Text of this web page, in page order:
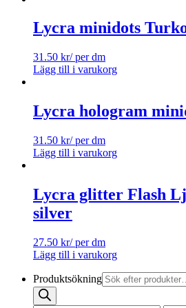
Lycra minidots
31.50 kr/ per dm
Lägg till i varukorg
Lycra hologram
31.50 kr/ per dm
Lägg till i varukorg
Lycra glitter Flash
silver
27.50 kr/ per dm
Lägg till i varukorg
Produktsökning